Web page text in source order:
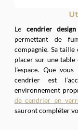
Le cendrier design
permettant de
compagnie. Sa
placer sur une
l’espace. Que
cendrier est
environnement
de cendrier en
sauront compléter